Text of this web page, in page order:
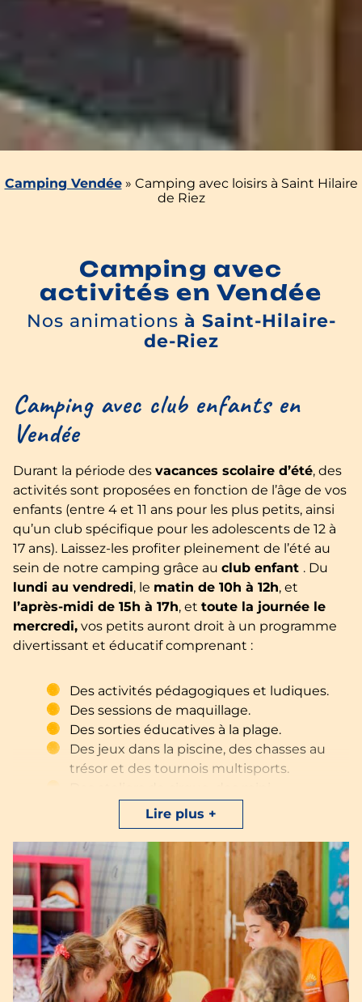
Camping Vendée» Camping avec loisirs à Saint Hilaire
de Riez
Camping avec
activités en Vendée
Nos animations à Saint-Hilaire-
de-Riez
Camping avec club enfants en
Vendée
Durant la période des vacances scolaire d’été, des
activités sont proposées en fonction de l’âge de vos
enfants (entre 4 et 11 ans pour les plus petits, ainsi
qu’un club spécifique pour les adolescents de 12 à
17 ans). Laissez-les profiter pleinement de l’été au
sein de notre camping grâce au club enfant . Du
lundi au vendredi, le matin de 10h à 12h, et
l’après-midi de 15h à 17h, et toute la journée le
mercredi, vos petits auront droit à un programme
divertissant et éducatif comprenant :
Lire plus
Des activités pédagogiques et ludiques.
Des sessions de maquillage.
Des sorties éducatives à la plage.
Des jeux dans la piscine, des chasses au
trésor et des tournois multisports.
discothèques et des kermesses.
Pendant que vos enfants s’amusent, les parents
peuvent savourer des moments de détente dans
notre piscine extérieure chauffée.
Pour garantir la participation de vos enfants aux
activités, nous vous recommandons de lesinscrire
à l’avance à la réception